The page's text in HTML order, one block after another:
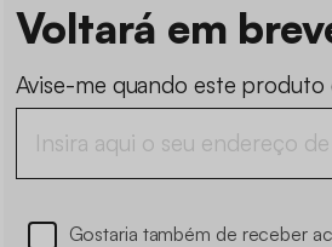
Voltará em
Avise-me quando este produto
Gostaria também de receber